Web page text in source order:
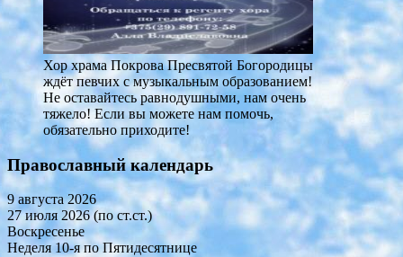
Хор храма Покрова Пресвятой Богородицы
ждёт певчих с музыкальным образованием!
Не оставайтесь равнодушными, нам очень
тяжело! Если вы можете нам помочь,
обязательно приходите!
Православный календарь
9 августа 2026
27 июля 2026 (по ст.ст.)
Воскресенье
Неделя 10-я по Пятидесятнице